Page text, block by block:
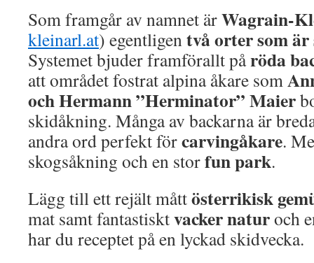
Som framgår av namnet ärWagrain-
kleinarl.at) egentligentvå orter som
Systemet bjuder framförallt påröda
att området fostrat alpina åkare som
och Hermann ”Herminator” Maier
skidåkning. Många av backarna är
andra ord perfekt förcarvingåkare.
skogsåkning och en storfun park.
Lägg till ett rejält måttösterrikisk
mat samt fantastisktvacker naturoch
har du receptet på en lyckad skidvecka.